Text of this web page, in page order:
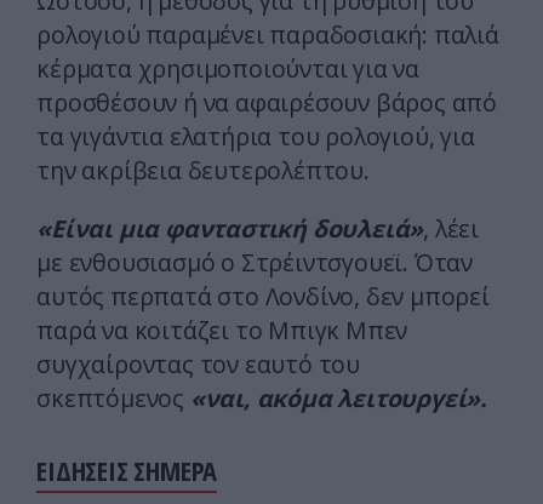
ρολογιού παραμένει παραδοσιακή: παλιά
κέρματα χρησιμοποιούνται για να
προσθέσουν ή να αφαιρέσουν βάρος από
τα γιγάντια ελατήρια του ρολογιού, για
την ακρίβεια δευτερολέπτου.
«Είναι μια φανταστική δουλειά», λέει
με ενθουσιασμό ο Στρέιντσγουεϊ. Όταν
αυτός περπατά στο Λονδίνο, δεν μπορεί
παρά να κοιτάζει το Μπιγκ Μπεν
συγχαίροντας τον εαυτό του
σκεπτόμενος «ναι, ακόμα λειτουργεί».
ΕΙΔΗΣΕΙΣ ΣΗΜΕΡΑ